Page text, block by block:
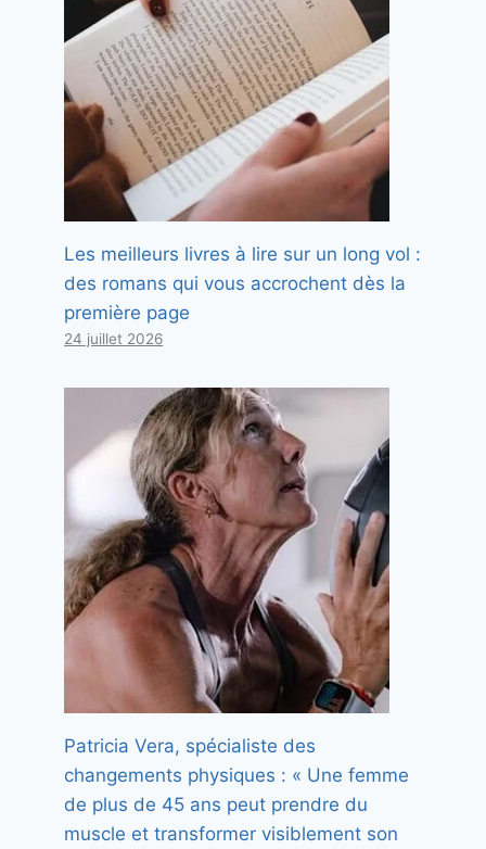
Les meilleurs livres à lire sur un long vol :
des romans qui vous accrochent dès la
première page
24 juillet 2026
Patricia Vera, spécialiste des
changements physiques : « Une femme
de plus de 45 ans peut prendre du
muscle et transformer visiblement son